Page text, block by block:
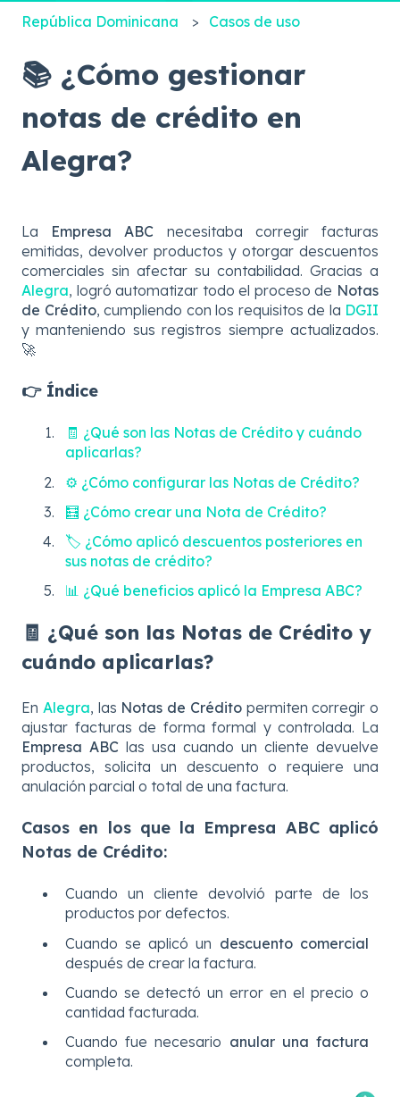
República Dominicana Casos de uso
📚 ¿Cómo gestionar
notas de crédito en
Alegra?
La Empresa ABC necesitaba corregir facturas
emitidas, devolver productos y otorgar descuentos
comerciales sin afectar su contabilidad. Gracias a
Alegra, logró automatizar todo el proceso de Notas
de Crédito, cumpliendo con los requisitos de la DGII
y manteniendo sus registros siempre actualizados.
🚀
👉 Índice
🧾 ¿Qué son las Notas de Crédito y cuándo
aplicarlas?
⚙️ ¿Cómo configurar las Notas de Crédito?
🧮 ¿Cómo crear una Nota de Crédito?
🏷️ ¿Cómo aplicó descuentos posteriores en
sus notas de crédito?
📊 ¿Qué beneficios aplicó la Empresa ABC?
🧾 ¿Qué son las Notas de Crédito y
cuándo aplicarlas?
En Alegra, las Notas de Créditopermiten corregir o
ajustar facturas de forma formal y controlada. La
Empresa ABC las usa cuando un cliente devuelve
productos, solicita un descuento o requiere una
anulación parcial o total de una factura.
Casos en los que la Empresa ABC aplicó
Notas de Crédito:
Cuando un cliente devolvió parte de los
productos por defectos.
Cuando se aplicó un descuento comercial
después de crear la factura.
Cuando se detectó un error en el precio o
cantidad facturada.
Cuando fue necesario anular una factura
completa.